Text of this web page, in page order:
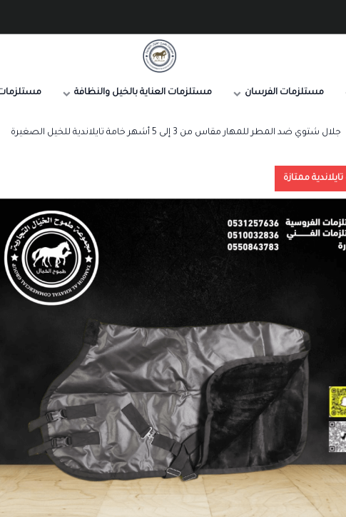
صيدلية طموح الخيال البيطرية
مستلزمات الفرسان مستلزمات العناية بالخيل والنظافة مستلزمات
جلال شتوي ضد المطر للمهار مقاس من 3 إلى 5 أشهر خامة تايلاندية للخيل الصغيرة
ممتازة